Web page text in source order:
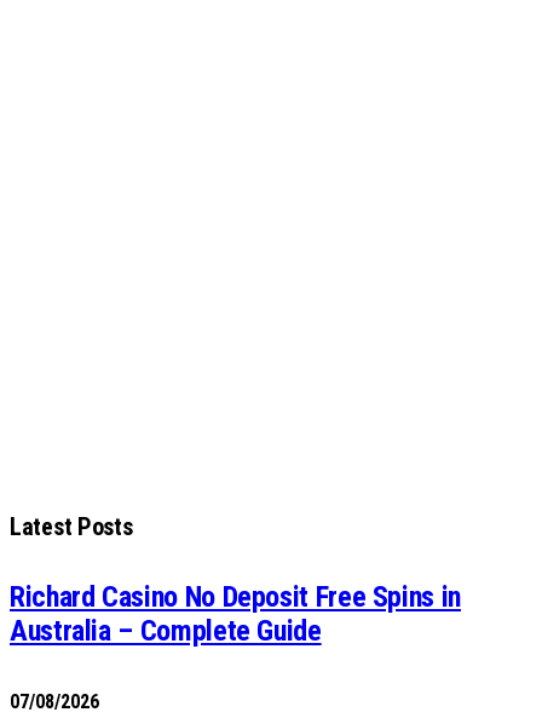
Latest Posts
Richard Casino No Deposit Free Spins in
Australia – Complete Guide
07/08/2026